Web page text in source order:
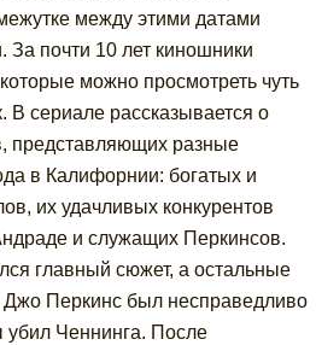
между этими датами
За почти 10 лет киношники
можно просмотреть чуть
В сериале рассказывается о
представляющих разные
в Калифорнии: богатых и
их удачливых конкурентов
и служащих Перкинсов.
главный сюжет, а остальные
Перкинс был несправедливо
убил Ченнинга. После